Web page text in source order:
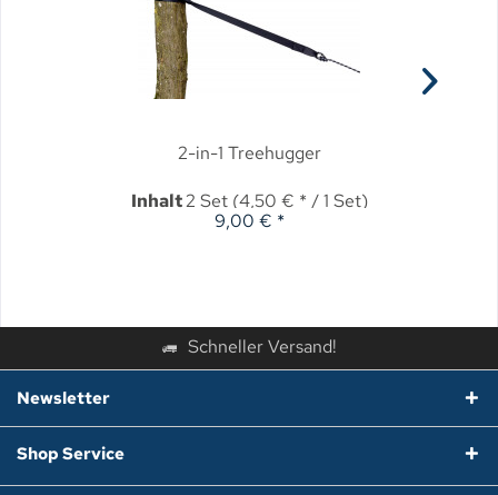
2-in-1 Treehugger
Inhalt2 Set (4,50 € * / 1 Set)
9,00 € *
Schneller Versand!
Newsletter
Shop Service